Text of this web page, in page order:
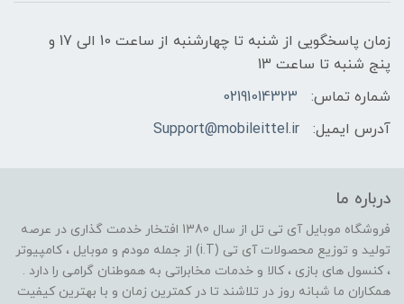
زمان پاسخگویی از شنبه تا چهارشنبه از ساعت 10 الی 17 و
پنج شنبه تا ساعت 13
شماره تماس:
02191014323
آدرس ایمیل:
Support@mobileittel.ir
درباره ما
فروشگاه موبایل آی تی تل از سال 1380 افتخار خدمت گذاری در عرصه
تولید و توزیع محصولات آی تی (i.T) از جمله مودم و موبایل ، کامپیوتر
، کنسول های بازی ، کالا و خدمات مخابراتی به هموطنان گرامی را دارد .
همکاران ما شبانه روز در تلاشند تا در کمترین زمان و با بهترین کیفیت